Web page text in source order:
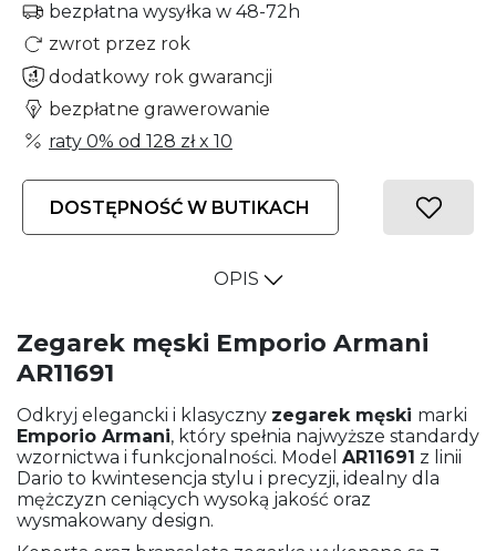
bezpłatna wysyłka w 48-72h
zwrot przez rok
dodatkowy rok gwarancji
bezpłatne grawerowanie
raty 0% od 128 złx 10
DOSTĘPNOŚĆ W BUTIKACH
OPIS
Zegarek męski Emporio Armani
AR11691
Odkryj elegancki i klasyczny zegarek męski marki
Emporio Armani, który spełnia najwyższe standardy
wzornictwa i funkcjonalności. Model AR11691 z linii
Dario to kwintesencja stylu i precyzji, idealny dla
mężczyzn ceniących wysoką jakość oraz
wysmakowany design.